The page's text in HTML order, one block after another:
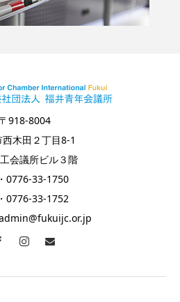
〒918-8004
木田２丁目8-1
会議所ビル３階
0776-33-1750
0776-33-1752